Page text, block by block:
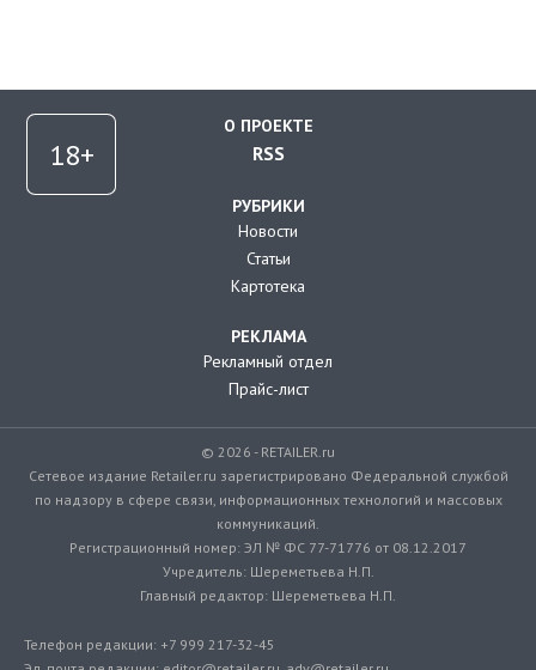
О ПРОЕКТЕ
RSS
РУБРИКИ
Новости
Статьи
Картотека
РЕКЛАМА
Рекламный отдел
Прайс-лист
© 2026 - RETAILER.ru
Сетевое издание Retailer.ru зарегистрировано Федеральной службой
по надзору в сфере связи, информационных технологий и массовых
коммуникаций.
Регистрационный номер: ЭЛ № ФС 77-71776 от 08.12.2017
Учредитель: Шереметьева Н.П.
Главный редактор: Шереметьева Н.П.
Телефон редакции: +7 999 217-32-45